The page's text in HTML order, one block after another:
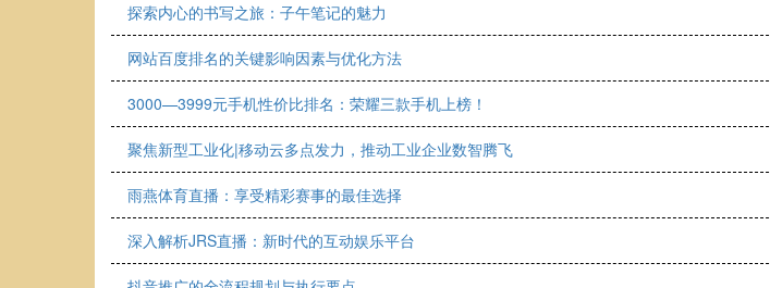
探索内心的书写之旅：子午笔记的魅力
网站百度排名的关键影响因素与优化方法
3000—3999元手机性价比排名：荣耀三款手机上榜！
聚焦新型工业化|移动云多点发力，推动工业企业数智腾飞
雨燕体育直播：享受精彩赛事的最佳选择
深入解析JRS直播：新时代的互动娱乐平台